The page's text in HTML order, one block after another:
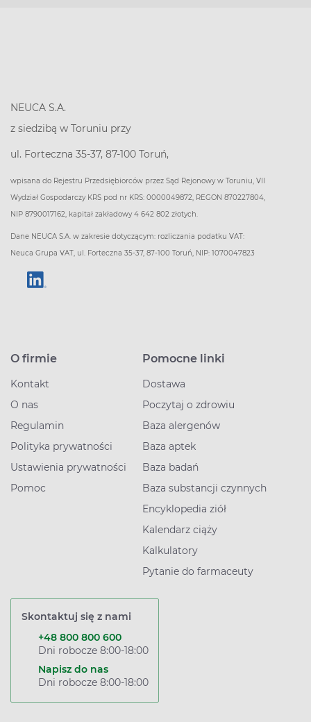
NEUCA S.A.
z siedzibą w Toruniu przy
ul. Forteczna 35-37, 87-100 Toruń,
wpisana do Rejestru Przedsiębiorców przez Sąd Rejonowy w Toruniu, VII
Wydział Gospodarczy KRS pod nr KRS: 0000049872, REGON 870227804,
NIP 8790017162, kapitał zakładowy 4 642 802 złotych.
Dane NEUCA S.A. w zakresie dotyczącym: rozliczania podatku VAT:
Neuca Grupa VAT, ul. Forteczna 35-37, 87-100 Toruń, NIP: 1070047823
O firmie
Kontakt
O nas
Regulamin
Polityka prywatności
Ustawienia prywatności
Pomoc
Pomocne linki
Dostawa
Poczytaj o zdrowiu
Baza alergenów
Baza aptek
Baza badań
Baza substancji czynnych
Encyklopedia ziół
Kalendarz ciąży
Kalkulatory
Pytanie do farmaceuty
Skontaktuj się z nami
+48 800 800 600
Dni robocze 8:00-18:00
Napisz do nas
Dni robocze 8:00-18:00